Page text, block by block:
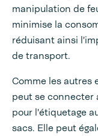
manipulation de
minimise la
réduisant ainsi
de transport.
Comme les autres
peut se connecter
pour l'étiquetage
sacs. Elle peut